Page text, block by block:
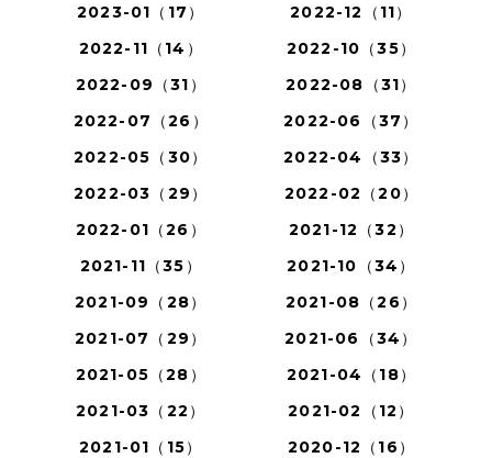
2023-01（17）
2022-12（11）
2022-11（14）
2022-10（35）
2022-09（31）
2022-08（31）
2022-07（26）
2022-06（37）
2022-05（30）
2022-04（33）
2022-03（29）
2022-02（20）
2022-01（26）
2021-12（32）
2021-11（35）
2021-10（34）
2021-09（28）
2021-08（26）
2021-07（29）
2021-06（34）
2021-05（28）
2021-04（18）
2021-03（22）
2021-02（12）
2021-01（15）
2020-12（16）